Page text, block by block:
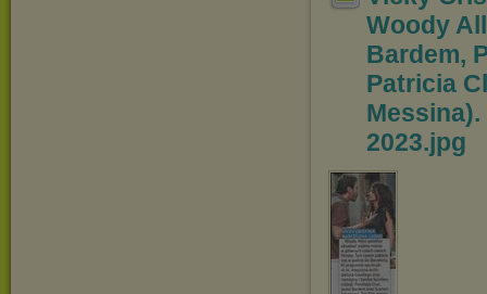
Woody
Bardem,
Patricia
Messina).
2023.jpg